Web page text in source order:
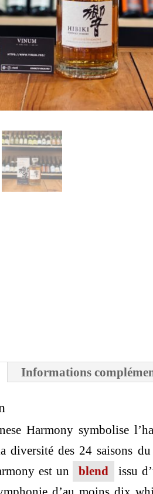
Informations
Harmony symbolise
diversité des 24 saisons
est un
blend
issu